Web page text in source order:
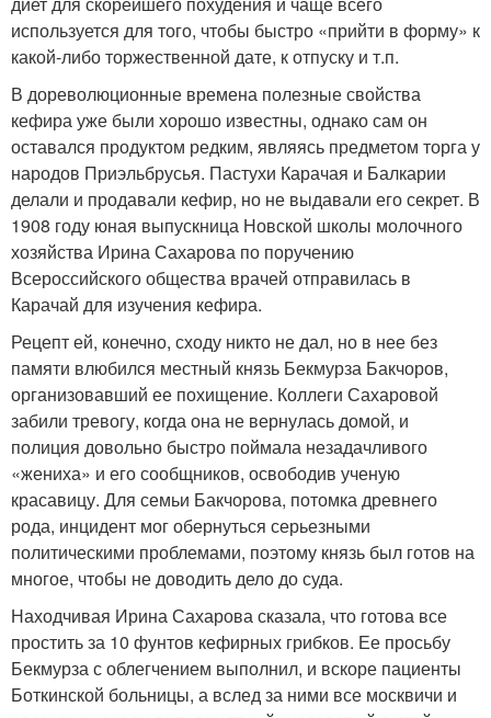
используется для того, чтобы быстро «прийти в форму» к
какой-либо торжественной дате, к отпуску и т.п.
В дореволюционные времена полезные свойства
кефира уже были хорошо известны, однако сам он
оставался продуктом редким, являясь предметом торга у
народов Приэльбрусья. Пастухи Карачая и Балкарии
делали и продавали кефир, но не выдавали его секрет. В
1908 году юная выпускница Новской школы молочного
хозяйства Ирина Сахарова по поручению
Всероссийского общества врачей отправилась в
Карачай для изучения кефира.
Рецепт ей, конечно, сходу никто не дал, но в нее без
памяти влюбился местный князь Бекмурза Бакчоров,
организовавший ее похищение. Коллеги Сахаровой
забили тревогу, когда она не вернулась домой, и
полиция довольно быстро поймала незадачливого
«жениха» и его сообщников, освободив ученую
красавицу. Для семьи Бакчорова, потомка древнего
рода, инцидент мог обернуться серьезными
политическими проблемами, поэтому князь был готов на
многое, чтобы не доводить дело до суда.
Находчивая Ирина Сахарова сказала, что готова все
простить за 10 фунтов кефирных грибков. Ее просьбу
Бекмурза с облегчением выполнил, и вскоре пациенты
Боткинской больницы, а вслед за ними все москвичи и